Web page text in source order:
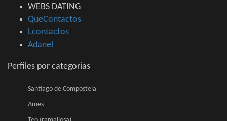
WEBS DATING
QueContactos
Lcontactos
Adanel
Perfiles por categorias
Santiago de Compostela
Ames